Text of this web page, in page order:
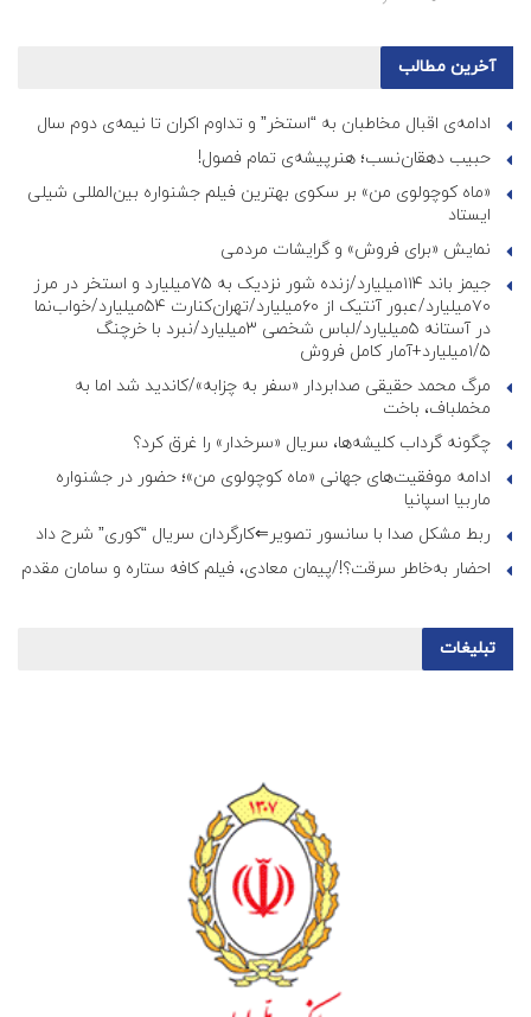
آخرین مطالب
ادامه‌ی اقبال مخاطبان به “استخر” و تداوم اکران تا نیمه‌ی دوم سال
حبیب دهقان‌نسب؛ هنرپیشه‌‌‌ی تمام فصول!
«ماه کوچولوی من» بر سکوی بهترین فیلم جشنواره بین‌المللی شیلی
ایستاد
نمایش «برای فروش» و گرایشات مردمی
جیمز باند ۱۱۴میلیارد/زنده شور نزدیک به ۷۵میلیارد و استخر در مرز
۷۰میلیارد/عبور آنتیک از ۶۰میلیارد/تهران‌کنارت ۵۴میلیارد/خواب‌نما
در آستانه ۵میلیارد/لباس شخصی ۳میلیارد/نبرد با خرچنگ
۱/۵میلیارد+آمار کامل فروش
مرگ محمد حقیقی صدابردار «سفر به چزابه»/کاندید شد اما به
مخملباف، باخت
چگونه گرداب کلیشه‌ها، سریال «سرخدار» را غرق کرد؟
ادامه موفقیت‌های جهانی «ماه کوچولوی من»؛ حضور در جشنواره
ماربیا اسپانیا
ربط مشکل صدا با سانسور تصویر⇐کارگردان سریال “کوری” شرح داد
احضار به‌خاطر سرقت؟!/پیمان معادی، فیلم کافه ستاره و سامان مقدم
تبلیغات